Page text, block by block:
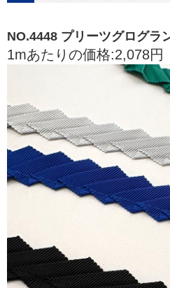
NO.4448 プリーツグログラ
1mあたりの価格:2,078